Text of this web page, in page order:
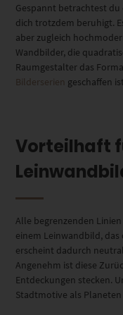
Gespannt betrachtest
dich trotzdem beruhigt.
aber zugleich
Wandbilder, die
Raumgestalter das
Bilderserien geschaffen
Vorteilhaft
Alle begrenzenden
einem Leinwandbild,
erscheint dadurch
Angenehm ist diese
Entdeckungen stecken.
Stadtmotive als